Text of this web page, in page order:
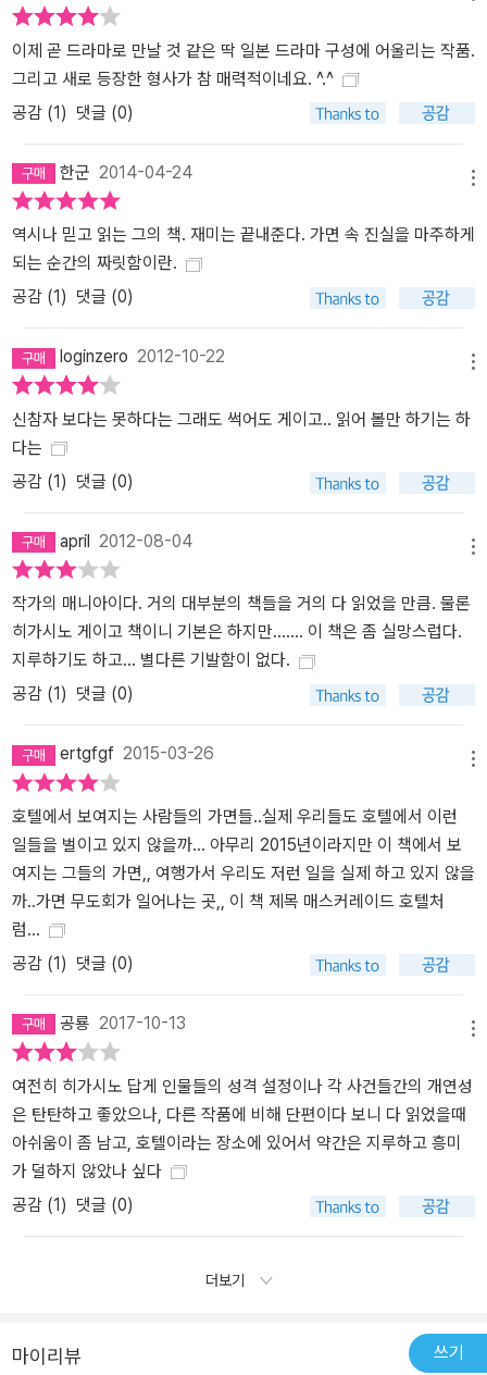
진 노세 형사! 노세는 사건 발생 직후 꾸린 수사본부에서 닛타와 한팀
을 이루었던 형사로 어딘가 의뭉해 보이는 캐릭터다. 위장 잠입한 호
텔에까지 좇아와 “나와 닛타 씨는 한팀이잖아” 하며 친한 척하는 노
세가 닛타는 영 탐탁지 않지만 얼마 지나지 않아 자신이 그를 얼마나
셈이다. 어수룩하게만 보이던 중년 형사가 수사에 결정적인 힌트를
제공할 때의 쾌감은 닛타와 짝을 이뤄 새롭게 펼쳐갈 또 다른 이야기
를 기대하게 만든다. 실제로 노세를 주인공으로 하는 시리즈가 기대
된다는 후기가 서점 게시판에 적잖은 걸 보면, 전에 없던 흥미로운 캐
이제 곧 드라마로 만날 것 같은 딱 일본 드라마 구성에 어울리는 작품.
그리고 새로 등장한 형사가 참 매력적이네요. ^.^
공감 (1) 댓글 (0)
한군 2014-04-24
역시나 믿고 읽는 그의 책. 재미는 끝내준다. 가면 속 진실을 마주하게
되는 순간의 짜릿함이란.
공감 (1 ) 댓글 (0)
loginzero 2012-10-22
신참자 보다는 못하다는 그래도 썩어도 게이고.. 읽어 볼만 하기는 하
다는
공감 (1) 댓글 (0)
april 2012-08-04
작가의 매니아이다. 거의 대부분의 책들을 거의 다 읽었을 만큼. 물론
히가시노 게이고 책이니 기본은 하지만....... 이 책은 좀 실망스럽다.
지루하기도 하고... 별다른 기발함이 없다.
공감 (1 ) 댓글 (0)
ertgfgf 2015-03-26
호텔에서 보여지는 사람들의 가면들..실제 우리들도 호텔에서 이런
일들을 벌이고 있지 않을까... 아무리 2015년이라지만 이 책에서 보
여지는 그들의 가면,, 여행가서 우리도 저런 일을 실제 하고 있지 않을
까..가면 무도회가 일어나는 곳,, 이 책 제목 매스커레이드 호텔처
럼...
공감 (1) 댓글 (0)
공룡 2017-10-13
여전히 히가시노 답게 인물들의 성격 설정이나 각 사건들간의 개연성
은 탄탄하고 좋았으나, 다른 작품에 비해 단편이다 보니 다 읽었을때
아쉬움이 좀 남고, 호텔이라는 장소에 있어서 약간은 지루하고 흥미
가 덜하지 않았나 싶다
공감 (1) 댓글 (0)
더보기
마이리뷰 쓰기